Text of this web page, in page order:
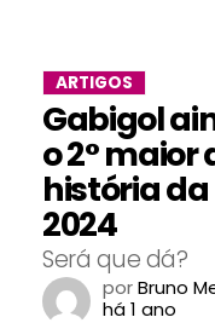
ARTIGOS
Gabigol
o 2°
história
2024
Será que dá?
porBruno
há 1 ano